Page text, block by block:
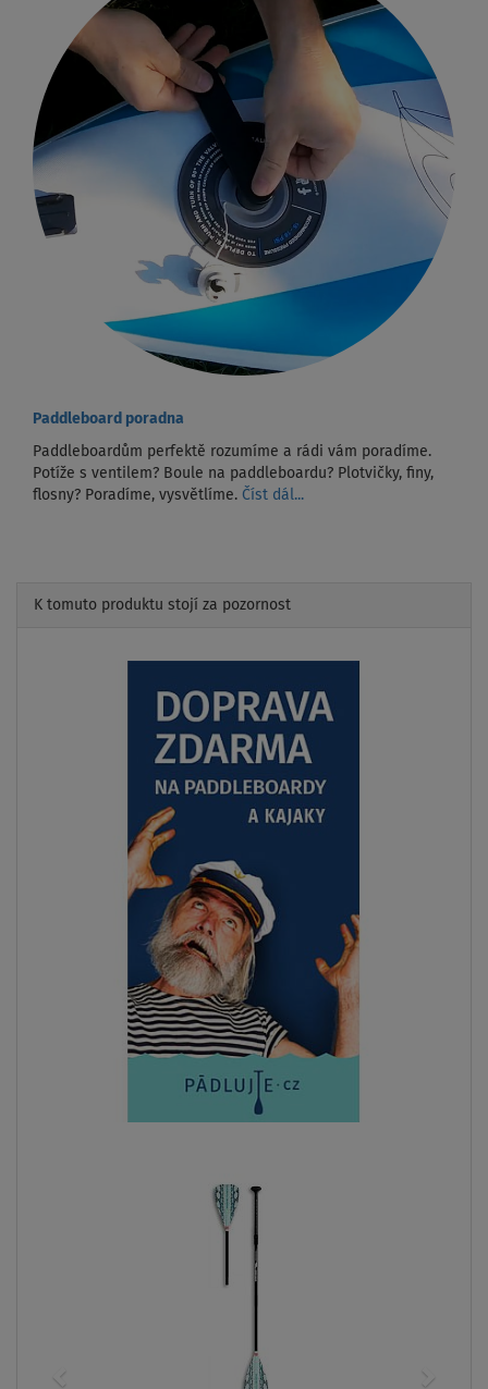
Paddleboard poradna
Paddleboardům perfektě rozumíme a rádi vám poradíme.
Potíže s ventilem? Boule na paddleboardu? Plotvičky, finy,
flosny? Poradíme, vysvětlíme. Číst dál...
K tomuto produktu stojí za pozornost